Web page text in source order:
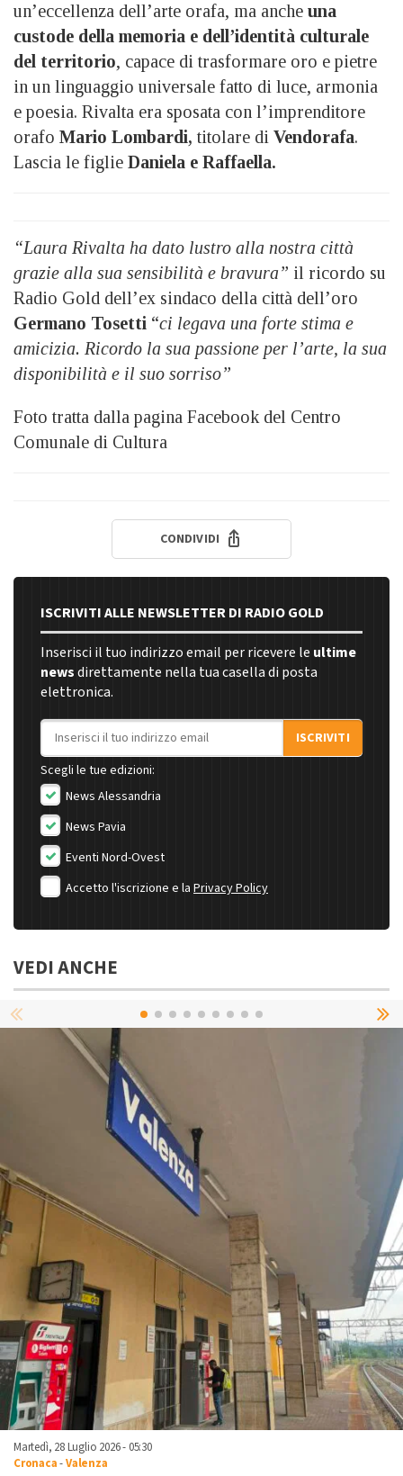
un’eccellenza dell’arte orafa, ma anche una
custode della memoria e dell’identità culturale
del territorio, capace di trasformare oro e pietre
in un linguaggio universale fatto di luce, armonia
e poesia. Rivalta era sposata con l’imprenditore
orafo Mario Lombardi, titolare di Vendorafa.
Lascia le figlie Daniela e Raffaella.
“Laura Rivalta ha dato lustro alla nostra città
grazie alla sua sensibilità e bravura” il ricordo su
Radio Gold dell’ex sindaco della città dell’oro
Germano Tosetti “ci legava una forte stima e
amicizia. Ricordo la sua passione per l’arte, la sua
disponibilità e il suo sorriso”
Foto tratta dalla pagina Facebook del Centro
Comunale di Cultura
CONDIVIDI
ISCRIVITI ALLE NEWSLETTER DI RADIO GOLD
Inserisci il tuo indirizzo email per ricevere le ultime
newsdirettamente nella tua casella di posta
elettronica.
Indirizzo email
ISCRIVITI
Scegli le tue edizioni:
News Alessandria
News Pavia
Eventi Nord-Ovest
Accetto l'iscrizione e la Privacy Policy
VEDI ANCHE
Martedì, 28 Luglio 2026 - 05:30
Cronaca-Valenza